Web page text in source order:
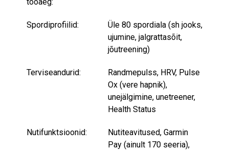
Spordiprofiilid:
Üle 80 spordiala (sh jooks,
ujumine, jalgrattasõit,
jõutreening)
Terviseandurid:
Randmepulss, HRV, Pulse
Ox (vere hapnik),
unejälgimine, unetreener,
Health Status
Nutifunktsioonid:
Nutiteavitused, Garmin
Pay (ainult 170 seeria),